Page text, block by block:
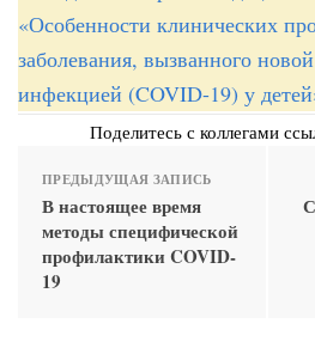
«Особенности клинических
заболевания, вызванного
инфекцией (COVID-19) у
Поделитесь с коллегами
ПРЕДЫДУЩАЯ ЗАПИСЬ
В настоящее время
методы специфической
профилактики COVID-
19